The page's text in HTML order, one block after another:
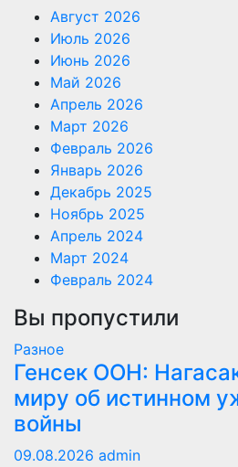
Август 2026
Июль 2026
Июнь 2026
Май 2026
Апрель 2026
Март 2026
Февраль 2026
Январь 2026
Декабрь 2025
Ноябрь 2025
Апрель 2024
Март 2024
Февраль 2024
Вы пропустили
Разное
Генсек ООН:
миру об истинном
войны
09.08.2026 admin